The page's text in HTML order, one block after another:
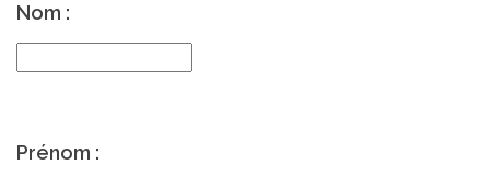
Nom :
Prénom :